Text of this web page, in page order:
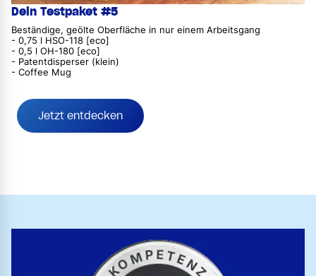
Dein Testpaket #5
Beständige, geölte Oberfläche in nur einem Arbeitsgang
- 0,75 l HSO-118 [eco]
- 0,5 l OH-180 [eco]
- Patentdisperser (klein)
- Coffee Mug
Jetzt entdecken